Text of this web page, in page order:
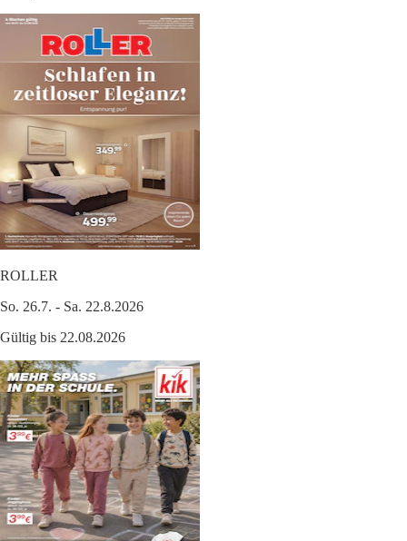
ROLLER
So. 26.7. - Sa. 22.8.2026
Gültig bis 22.08.2026